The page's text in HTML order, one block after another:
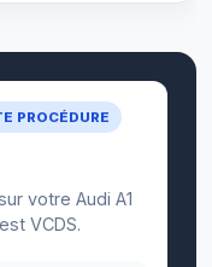
PROCÉDURE
votre Audi A1
VCDS.